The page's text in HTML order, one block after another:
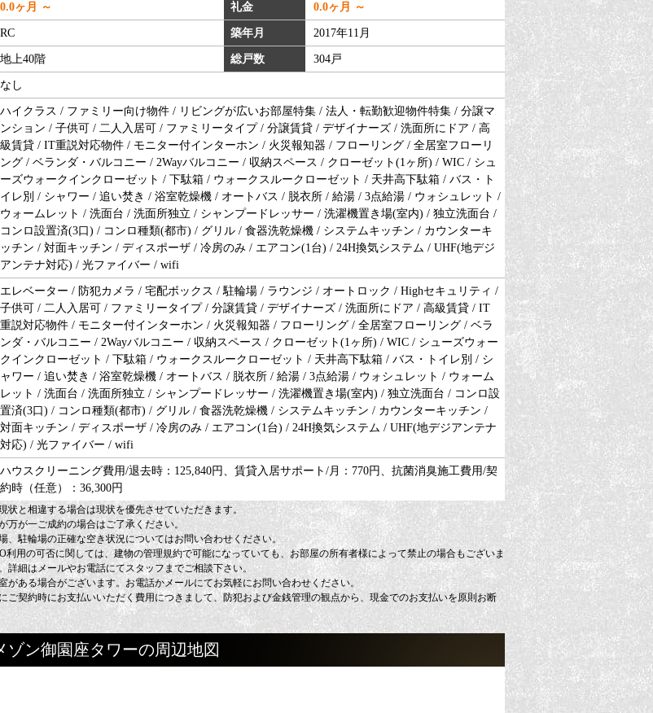
0.0ヶ月 ～ 礼金 0.0ヶ月 ～
RC 築年月 2017年11月
地上40階 総戸数 304戸
なし
ハイクラス / ファミリー向け物件 / リビングが広いお部屋特集 / 法人・転勤歓迎物件特集 / 分譲マ
ンション / 子供可 / 二人入居可 / ファミリータイプ / 分譲賃貸 / デザイナーズ / 洗面所にドア / 高
級賃貸 / IT重説対応物件 / モニター付インターホン / 火災報知器 / フローリング / 全居室フローリ
ング / ベランダ・バルコニー / 2Wayバルコニー / 収納スペース / クローゼット(1ヶ所) / WIC / シュ
ーズウォークインクローゼット / 下駄箱 / ウォークスルークローゼット / 天井高下駄箱 / バス・ト
イレ別 / シャワー / 追い焚き / 浴室乾燥機 / オートバス / 脱衣所 / 給湯 / 3点給湯 / ウォシュレット /
ウォームレット / 洗面台 / 洗面所独立 / シャンプードレッサー / 洗濯機置き場(室内) / 独立洗面台 /
コンロ設置済(3口) / コンロ種類(都市) / グリル / 食器洗乾燥機 / システムキッチン / カウンターキ
ッチン / 対面キッチン / ディスポーザ / 冷房のみ / エアコン(1台) / 24H換気システム / UHF(地デジ
アンテナ対応) / 光ファイバー / wifi
エレベーター / 防犯カメラ / 宅配ボックス / 駐輪場 / ラウンジ / オートロック / Highセキュリティ /
子供可 / 二人入居可 / ファミリータイプ / 分譲賃貸 / デザイナーズ / 洗面所にドア / 高級賃貸 / IT
重説対応物件 / モニター付インターホン / 火災報知器 / フローリング / 全居室フローリング / ベラ
ンダ・バルコニー / 2Wayバルコニー / 収納スペース / クローゼット(1ヶ所) / WIC / シューズウォー
クインクローゼット / 下駄箱 / ウォークスルークローゼット / 天井高下駄箱 / バス・トイレ別 / シ
ャワー / 追い焚き / 浴室乾燥機 / オートバス / 脱衣所 / 給湯 / 3点給湯 / ウォシュレット / ウォーム
レット / 洗面台 / 洗面所独立 / シャンプードレッサー / 洗濯機置き場(室内) / 独立洗面台 / コンロ設
置済(3口) / コンロ種類(都市) / グリル / 食器洗乾燥機 / システムキッチン / カウンターキッチン /
対面キッチン / ディスポーザ / 冷房のみ / エアコン(1台) / 24H換気システム / UHF(地デジアンテナ
対応) / 光ファイバー / wifi
ハウスクリーニング費用/退去時：125,840円、賃貸入居サポート/月：770円、抗菌消臭施工費用/契
約時（任意）：36,300円
状と相違する場合は現状を優先させていただきます。
万が一ご成約の場合はご了承ください。
、駐輪場の正確な空き状況についてはお問い合わせください。
用の可否に関しては、建物の管理規約で可能になっていても、お部屋の所有者様によって禁止の場合もございま
詳細はメールやお電話にてスタッフまでご相談下さい。
がある場合がございます。お電話かメールにてお気軽にお問い合わせください。
ご契約時にお支払いいただく費用につきまして、防犯および金銭管理の観点から、現金でのお支払いを原則お断
ゾン御園座タワーの周辺地図